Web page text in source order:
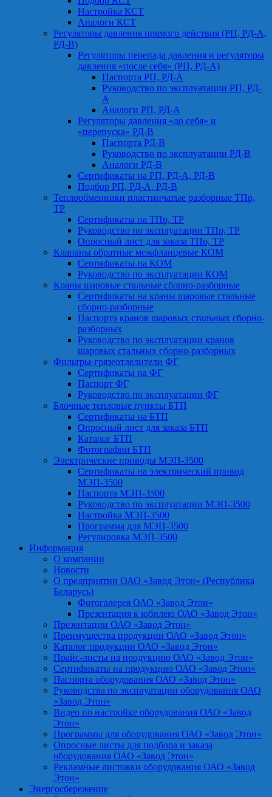
Настройка КСТ
Аналоги КСТ
Регуляторы давления прямого действия (РП, РД-А,
РД-В)
Регуляторы перепада давления и регуляторы
давления «после себя» (РП, РД-А)
Паспорта РП, РД-А
Руководство по эксплуатации РП, РД-
А
Аналоги РП, РД-А
Регуляторы давления «до себя» и
«перепуска» РД-В
Паспорта РД-В
Руководство по эксплуатации РД-В
Аналоги РД-В
Сертификаты на РП, РД-А, РД-В
Подбор РП, РД-А, РД-В
Теплообменники пластинчатые разборные ТПр,
ТР
Сертификаты на ТПр, ТР
Руководство по эксплуатации ТПр, ТР
Опросный лист для заказа ТПр, ТР
Клапаны обратные межфланцевые КОМ
Сертификаты на КОМ
Руководство по эксплуатации КОМ
Краны шаровые стальные сборно-разборные
Сертификаты на краны шаровые стальные
сборно-разборные
Паспорта кранов шаровых стальных сборно-
разборных
Руководство по эксплуатации кранов
шаровых стальных сборно-разборных
Фильтры-грязеотделители ФГ
Сертификаты на ФГ
Паспорт ФГ
Руководство по эксплуатации ФГ
Блочные тепловые пункты БТП
Сертификаты на БТП
Опросный лист для заказа БТП
Каталог БТП
Фотографии БТП
Электрические приводы МЭП-3500
Сертификаты на электрический привод
МЭП-3500
Паспорта МЭП-3500
Руководство по эксплуатации МЭП-3500
Настройка МЭП-3500
Программа для МЭП-3500
Регулировка МЭП-3500
Информация
О компании
Новости
О предприятии ОАО «Завод Этон» (Республика
Беларусь)
Фотогалерея ОАО «Завод Этон»
Презентация к юбилею ОАО «Завод Этон»
Презентации ОАО «Завод Этон»
Преимущества продукции ОАО «Завод Этон»
Каталог продукции ОАО «Завод Этон»
Прайс-листы на продукцию ОАО «Завод Этон»
Сертификаты на продукцию ОАО «Завод Этон»
Паспорта оборудования ОАО «Завод Этон»
Руководства по эксплуатации оборудования ОАО
«Завод Этон»
Видео по настройке оборудования ОАО «Завод
Этон»
Программы для оборудования ОАО «Завод Этон»
Опросные листы для подбора и заказа
оборудования ОАО «Завод Этон»
Рекламные листовки оборудования ОАО «Завод
Этон»
Энергосбережение